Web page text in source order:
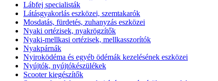
Lábfej specialisták
Látásgyakorlás eszközei, szemtakarók
Mosdatás, fürdetés, zuhanyzás eszközei
Nyaki ortézisek, nyakrögzítők
Nyaki-mellkasi ortézisek, mellkasszorítók
Nyakpárnák
Nyiroködéma és egyéb ödémák kezelésének eszközei
Nyújtók, nyújtókészülékek
Scooter kiegészítők